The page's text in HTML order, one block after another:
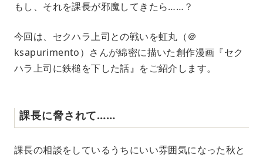
もし、それを課長が邪魔してきたら……？
今回は、セクハラ上司との戦いを虹丸（＠
ksapurimento）さんが綿密に描いた創作漫画『セク
ハラ上司に鉄槌を下した話』をご紹介します。
課長に脅されて……
課長の相談をしているうちにいい雰囲気になった秋と